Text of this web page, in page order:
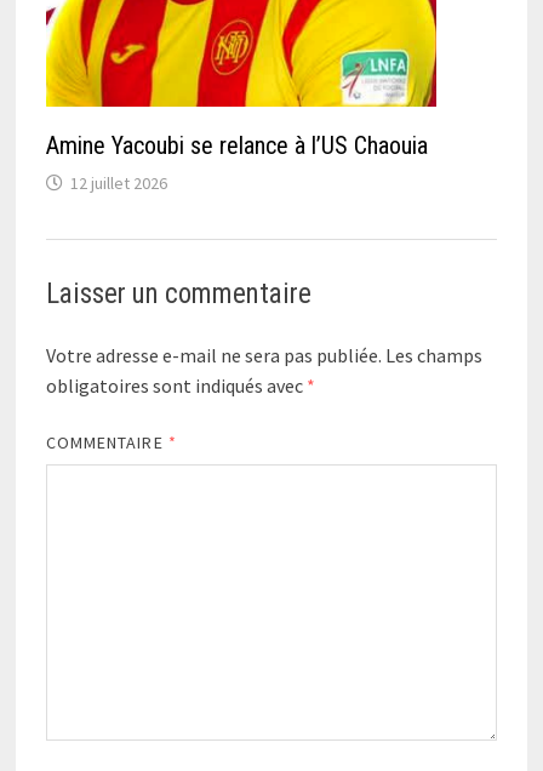
Amine Yacoubi se relance à l’US Chaouia
12 juillet 2026
Laisser un commentaire
Votre adresse e-mail ne sera pas publiée. Les champs
obligatoires sont indiqués avec *
COMMENTAIRE *